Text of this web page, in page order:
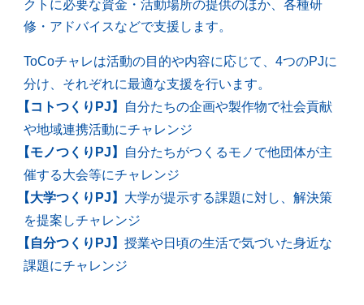
クトに必要な資金・活動場所の提供のほか、各種研
修・アドバイスなどで支援します。
ToCoチャレは活動の目的や内容に応じて、4つのPJに
分け、それぞれに最適な支援を行います。
【コトつくりPJ】
自分たちの企画や製作物で社会貢献
や地域連携活動にチャレンジ
【モノつくりPJ】
自分たちがつくるモノで他団体が主
催する大会等にチャレンジ
【大学つくりPJ】 大学が提示する課題に対し、解決策
を提案しチャレンジ
【自分つくりPJ】授業や日頃の生活で気づいた身近な
課題にチャレンジ